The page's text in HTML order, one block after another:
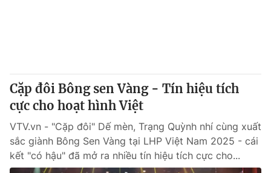
Chuyên mục khác
Emagazine Podcast
Photo Infographic
Cặp đôi Bông sen Vàng - Tín hiệu tích
cực cho hoạt hình Việt
VTV.vn - "Cặp đôi" Dế mèn, Trạng Quỳnh nhí cùng xuất
sắc giành Bông Sen Vàng tại LHP Việt Nam 2025 - cái
kết "có hậu" đã mở ra nhiều tín hiệu tích cực cho...